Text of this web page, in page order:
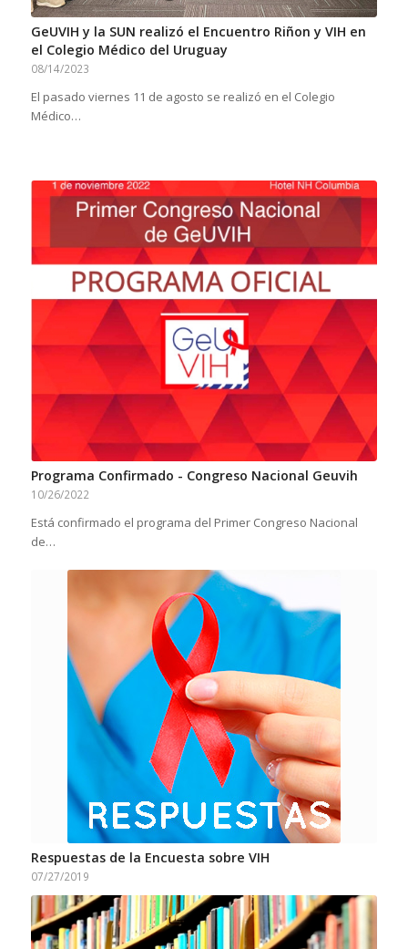
GeUVIH y la SUN realizó el Encuentro Riñon y VIH en
el Colegio Médico del Uruguay
08/14/2023
El pasado viernes 11 de agosto se realizó en el Colegio
Médico…
Programa Confirmado - Congreso Nacional Geuvih
10/26/2022
Está confirmado el programa del Primer Congreso Nacional
de…
Respuestas de la Encuesta sobre VIH
07/27/2019